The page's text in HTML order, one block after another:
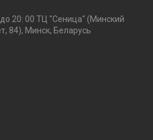
20: 00 ТЦ "Сеница" (Минский
84), Минск, Беларусь